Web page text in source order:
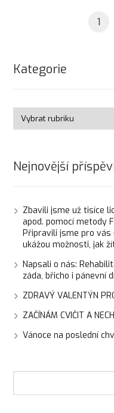
1
Kategorie
Nejnovější
Zbavili jsme už tisíce
apod. pomocí metody
Připravili jsme pro
ukážou možnosti, jak
Napsali o nás:
záda, břicho i pánevní
ZDRAVÝ VALENTÝN
ZAČÍNÁM CVIČIT A
Vánoce na poslední